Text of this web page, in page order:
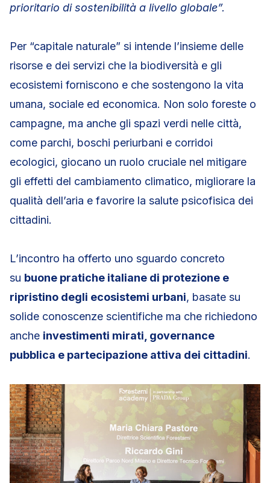
prioritario di sostenibilità a livello globale”.
Per “capitale naturale” si intende l’insieme delle
risorse e dei servizi che la biodiversità e gli
ecosistemi forniscono e che sostengono la vita
umana, sociale ed economica. Non solo foreste o
campagne, ma anche gli spazi verdi nelle città,
come parchi, boschi periurbani e corridoi
ecologici, giocano un ruolo cruciale nel mitigare
gli effetti del cambiamento climatico, migliorare la
qualità dell’aria e favorire la salute psicofisica dei
cittadini.
L’incontro ha offerto uno sguardo concreto
su buone pratiche italiane di protezione e
ripristino degli ecosistemi urbani, basate su
solide conoscenze scientifiche ma che richiedono
anche investimenti mirati, governance
pubblica e partecipazione attiva dei cittadini.